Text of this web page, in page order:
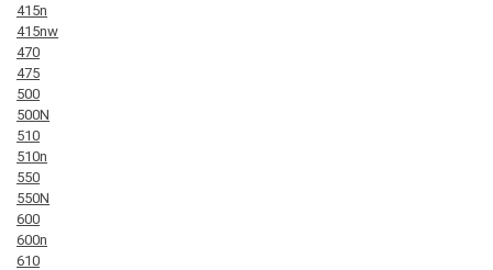
415n
415nw
470
475
500
500N
510
510n
550
550N
600
600n
610